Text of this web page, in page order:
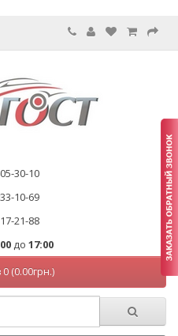
30-10
10-69
21-88
до 17:00
(0.00грн.)